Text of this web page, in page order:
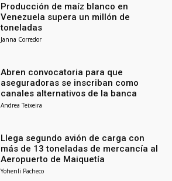
Producción de maíz blanco en
Venezuela supera un millón de
toneladas
Janna Corredor
Abren convocatoria para que
aseguradoras se inscriban como
canales alternativos de la banca
Andrea Teixeira
Llega segundo avión de carga con
más de 13 toneladas de mercancía al
Aeropuerto de Maiquetía
Yohenli Pacheco